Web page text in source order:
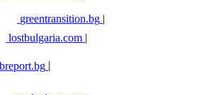
greentransition.bg |
lostbulgaria.com |